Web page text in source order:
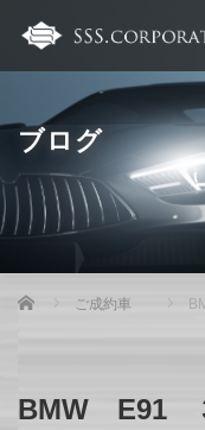
ブログ
Home ご成約車
BMW E91